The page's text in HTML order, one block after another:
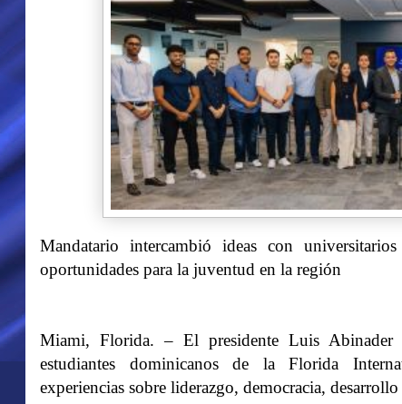
Mandatario intercambió ideas con
oportunidades para la juventud en la región
Miami, Florida. – El presidente Luis Abinader
estudiantes dominicanos de la Florida
experiencias sobre liderazgo, democracia,